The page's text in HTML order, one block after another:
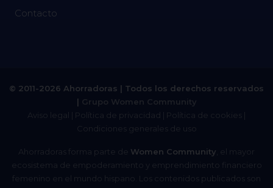
Contacto
© 2011-2026 Ahorradoras | Todos los derechos reservados
| Grupo Women Community
Aviso legal
Política de privacidad Política de cookies
Condiciones generales de uso
Ahorradoras forma parte de Women Community , el mayor
ecosistema de empoderamiento y emprendimiento financiero
femenino en el mundo hispano. Los contenidos publicados son